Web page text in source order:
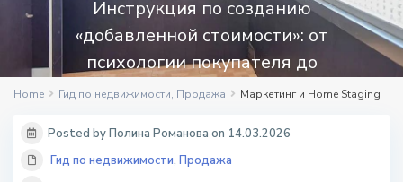
Инструкция по созданию
«добавленной стоимости»: от
психологии покупателя до
профессиональной упаковки объекта.
Home Гид по недвижимости, Продажа Маркетинг и Home Staging
Posted by Полина Романова on 14.03.2026
Гид по недвижимости,Продажа